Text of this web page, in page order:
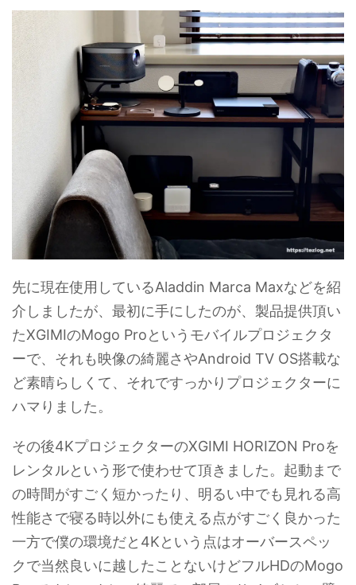
先に現在使用しているAladdin Marca Maxなどを紹
介しましたが、最初に手にしたのが、製品提供頂い
たXGIMIのMogo Proというモバイルプロジェクタ
ーで、それも映像の綺麗さやAndroid TV OS搭載な
ど素晴らしくて、それですっかりプロジェクターに
ハマりました。
その後4KプロジェクターのXGIMI HORIZON Proを
レンタルという形で使わせて頂きました。起動まで
の時間がすごく短かったり、明るい中でも見れる高
性能さで寝る時以外にも使える点がすごく良かった
一方で僕の環境だと4Kという点はオーバースペッ
クで当然良いに越したことないけどフルHDのMogo